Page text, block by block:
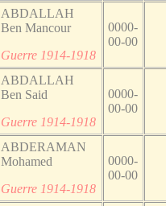
ABDALLAH
Ben Mancour
Guerre 1914-1918
0000-
00-00
ABDALLAH
Ben Said
Guerre 1914-1918
0000-
00-00
ABDERAMAN
Mohamed
Guerre 1914-1918
0000-
00-00